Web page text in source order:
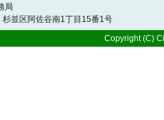
局
区阿佐谷南1丁目15番1号 電
Copyright (C)